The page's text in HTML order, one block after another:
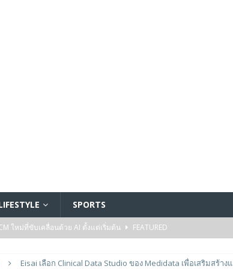
SPORTS
ใหม่ที่ขับเคลื่อนด้วย AI ตั้งแต่เริ่มต้น
FEATURED
Eisai เลือก Clinical Data Studio ของ Medidata เพื่อเสริมสร้าง